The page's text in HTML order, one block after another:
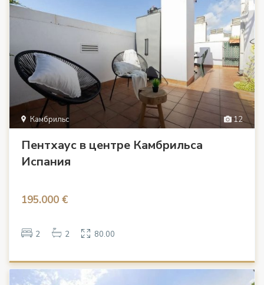
12
Камбрильс
Пентхаус в центре Камбрильса
Испания
195.000 €
2 2 80.00